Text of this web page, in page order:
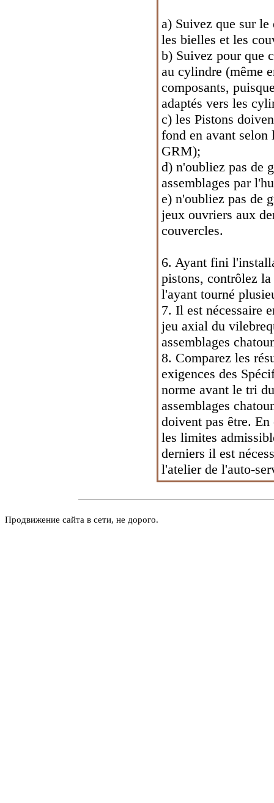
a) Suivez que sur
les bielles et les
b) Suivez pour que
au cylindre (même
composants,
adaptés vers les
c) les Pistons
fond en avant selon
GRM);
d) n'oubliez pas de
assemblages par
e) n'oubliez pas de
jeux ouvriers aux
couvercles.
6. Ayant fini
pistons, contrôlez
l'ayant tourné
7. Il est nécessaire
jeu axial du
assemblages
8. Comparez les
exigences des
norme avant le tri
assemblages
doivent pas être.
les limites
derniers il est
l'atelier de l'auto-
Продвижение сайта в сети, не дорого.